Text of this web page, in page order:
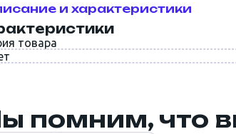
и характеристики
товара
помним, что